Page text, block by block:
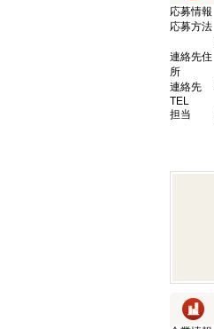
応募情報
応募方法
連絡先住
所
連絡先
TEL
担当